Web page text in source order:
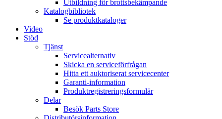
Utbildning för brottsbekämpande
Katalogbibliotek
Se produktkataloger
Video
Stöd
Tjänst
Servicealternativ
Skicka en serviceförfrågan
Hitta ett auktoriserat servicecenter
Garanti-information
Produktregistreringsformulär
Delar
Besök Parts Store